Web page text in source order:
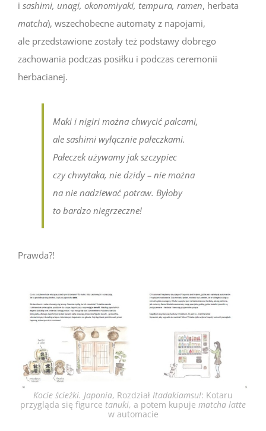
i sashimi, unagi, okonomiyaki, tempura, ramen, herbata
matcha), wszechobecne automaty z napojami,
ale przedstawione zostały też podstawy dobrego
zachowania podczas posiłku i podczas ceremonii
herbacianej.
Maki i nigiri można chwycić palcami,
ale sashimi wyłącznie pałeczkami.
Pałeczek używamy jak szczypiec
czy chwytaka, nie dzidy – nie można
na nie nadziewać potraw. Byłoby
to bardzo niegrzeczne!
Prawda?!
Kocie ścieżki. Japonia, Rozdział Itadakiamsu!: Kotaru
przygląda się figurce tanuki, a potem kupuje matcha latte
w automacie